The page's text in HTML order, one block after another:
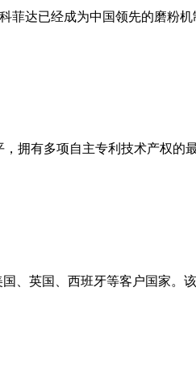
菲达已经成为中国领先的磨粉
拥有多项自主专利技术产权
、英国、西班牙等客户国家